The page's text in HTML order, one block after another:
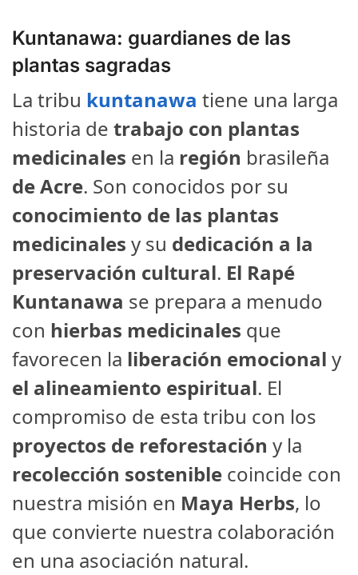
Kuntanawa: guardianes de las
plantas sagradas
La tribu kuntanawa tiene una larga
historia de trabajo con plantas
medicinales en la región brasileña
de Acre. Son conocidos por su
conocimiento de las plantas
medicinales y su dedicación a la
preservación cultural. El Rapé
Kuntanawa se prepara a menudo
con hierbas medicinales que
favorecen la liberación emocional y
el alineamiento espiritual. El
compromiso de esta tribu con los
proyectos de reforestación y la
recolección sostenible coincide con
nuestra misión en Maya Herbs, lo
que convierte nuestra colaboración
en una asociación natural.